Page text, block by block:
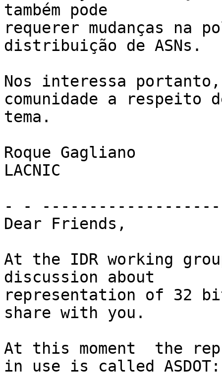
também pode
requerer mudanças na
distribuição de ASNs.
Nos interessa
comunidade a respeito
tema.
Roque Gagliano
LACNIC
- - -------------------
Dear Friends,
At the IDR working
discussion about
representation of 32
share with you.
At this moment  the
in use is called ASDOT: